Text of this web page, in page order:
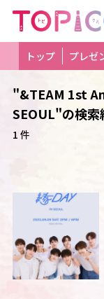
トップ プレゼ
"&TEAM 1st
SEOUL"の検索
1 件